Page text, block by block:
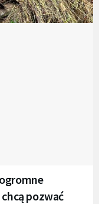
pozwać